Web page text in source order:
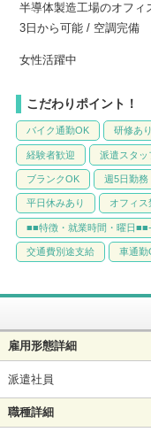
半導体製造工場のオフィ
3日から可能 / 空調完備
女性活躍中
こだわりポイント！
バイク通勤OK 研修あり
経験者歓迎 派遣スタッ
ブランクOK 週5日勤務
平日休みあり オフィス
■■特徴・就業時間・曜日
交通費別途支給 車通勤
雇用形態詳細
派遣社員
職種詳細